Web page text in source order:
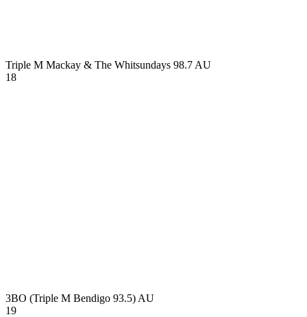
Triple M Mackay & The Whitsundays 98.7 AU
18
3BO (Triple M Bendigo 93.5) AU
19